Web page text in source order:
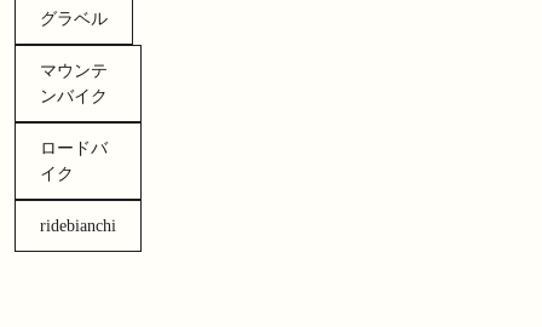
グラベル
マウンテ
ンバイク
ロードバ
イク
ridebianchi